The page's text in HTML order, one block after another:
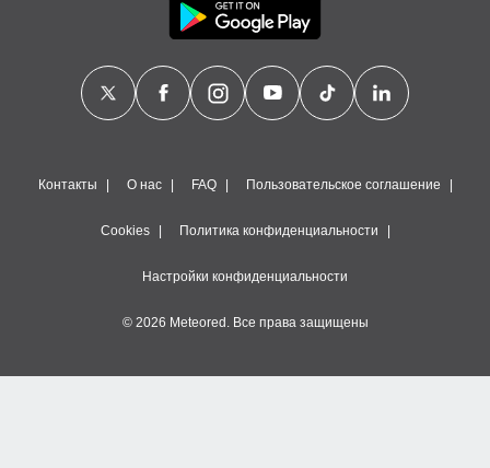
Контакты О нас FAQ Пользовательское соглашение
Cookies Политика конфиденциальности
Настройки конфиденциальности
© 2026 Meteored. Все права защищены